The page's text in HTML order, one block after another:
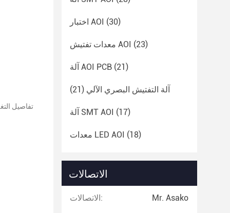
اختبار AOI (30)
معدات تفتيش AOI (23)
آلة AOI PCB (21)
آلة التفتيش البصري الآلي (21)
آلة SMT AOI (17)
معدات LED AOI (18)
الاتصالات
الاتصالات: Mr. Asako